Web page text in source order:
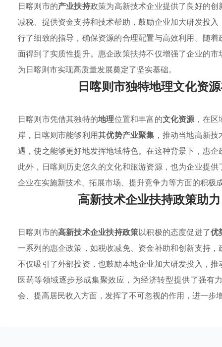
日喀则市的产业扶持政策为高新技术企业提供了良好的
减税、提供资金支持和技术帮助，鼓励企业加大研发投
行了细致的指导，确保资源的合理配置与高效利用。随
面得到了实质性提升。惠企政策扶持不仅增强了企业的
为日喀则市实现高质量发展奠定了坚实基础。
日喀则市独特地理文化资
日喀则市凭借其独特的地理位置和丰富的文化资源，在区
岸，日喀则市能够利用其优势产业聚集 ，推动当地高新
遇，使之能够更好地发挥地域特色。在这种背景下，惠
此外，日喀则历史悠久的文化和旅游资源，也为企业提
企业在实施新技术、拓展市场、提升竞争力等方面的积极
高新技术企业扶持政策助
日喀则市的高新技术企业扶持政策以积极的态度促进了优
一系列的惠企政策，如税收减免、资金补助和创新支持
不仅吸引了外部投资，也鼓励本地企业加大研发投入，
医药等领域逐步形成集聚效应，为经济转型提供了强有
会、提高居民收入方面，发挥了不可忽视的作用，进一步